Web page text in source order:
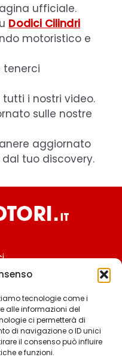
tecnologie come i
alle informazioni del
ci permetterà di
di navigazione o ID unici
il consenso può influire
e funzioni.
ufficiale.
Dodici Cilindri
motoristico e
tenerci
i nostri video.
sulle nostre
aggiornato
tuo discovery.